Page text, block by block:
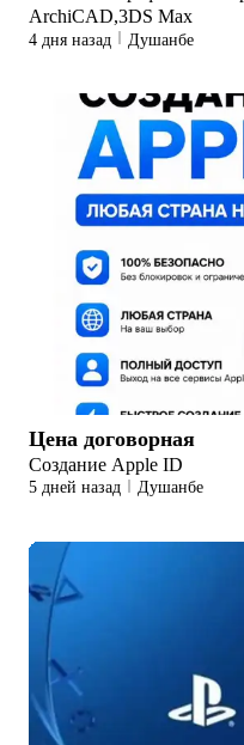
ArchiCAD,3DS Max
4 дня назад Душанбе
Цена договорная
Создание Apple ID
5 дней назад Душанбе